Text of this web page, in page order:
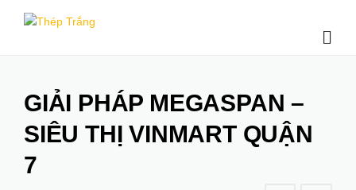
GIẢI PHÁP MEGASPAN –
SIÊU THỊ VINMART QUẬN
7